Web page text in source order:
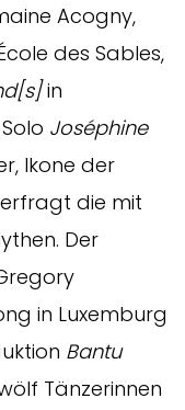
Acogny,
des Sables,
in
Joséphine
Ikone der
die mit
Der
in Luxemburg
Bantu
Tänzerinnen